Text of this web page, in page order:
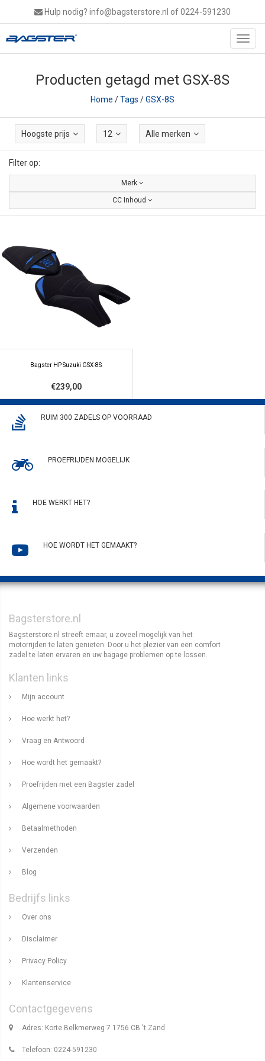
Hulp nodig? info@bagsterstore.nl of 0224-591230
Producten getagd met GSX-8S
Home /Tags /GSX-8S
Hoogste prijs 12 Alle merken
Filter op:
Merk
CC Inhoud
Bagster HP Suzuki GSX-8S
€239,00
RUIM 300 ZADELS OP VOORRAAD
PROEFRIJDEN MOGELIJK
HOE WERKT HET?
HOE WORDT HET GEMAAKT?
Bagsterstore.nl
Bagsterstore.nl streeft ernaar, u zoveel mogelijk van het
motorrijden te laten genieten. Door u het plezier van een comfort
zadel te laten ervaren en uw bagage problemen op te lossen.
Klanten links
Mijn account
Hoe werkt het?
Vraag en Antwoord
Hoe wordt het gemaakt?
Proefrijden met een Bagster zadel
Algemene voorwaarden
Betaalmethoden
Verzenden
Blog
Bedrijfs links
Over ons
Disclaimer
Privacy Policy
Klantenservice
Contactgegevens
Adres: Korte Belkmerweg 7 1756 CB 't Zand
Telefoon: 0224-591230